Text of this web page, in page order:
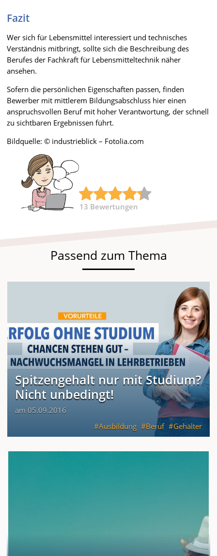
Fazit
Wer sich für Lebensmittel interessiert und technisches
Verständnis mitbringt, sollte sich die Beschreibung des
Berufes der Fachkraft für Lebensmitteltechnik näher
ansehen.
Sofern die persönlichen Eigenschaften passen, finden
Bewerber mit mittlerem Bildungsabschluss hier einen
anspruchsvollen Beruf mit hoher Verantwortung, der schnell
zu sichtbaren Ergebnissen führt.
Bildquelle: © industrieblick – Fotolia.com
13 Bewertungen
Passend zum Thema
Spitzengehalt nur mit Studium?
Nicht unbedingt!
am 05.09.2016
Ausbildung
Beruf Gehälter